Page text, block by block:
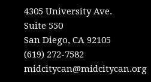
4305 University Ave.
Suite 550
San Diego, CA 92105
(619) 272-7582
midcitycan@midcitycan.org